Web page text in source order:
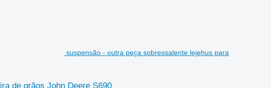
suspensão - outra peça sobressalente lejehus para
de grãos John Deere S690